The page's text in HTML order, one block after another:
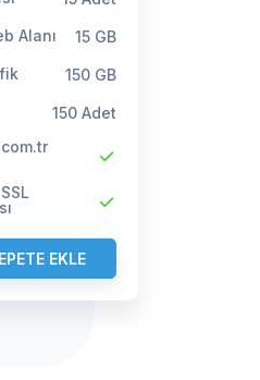
Alanı 15 GB
150 GB
150 Adet
EKLE